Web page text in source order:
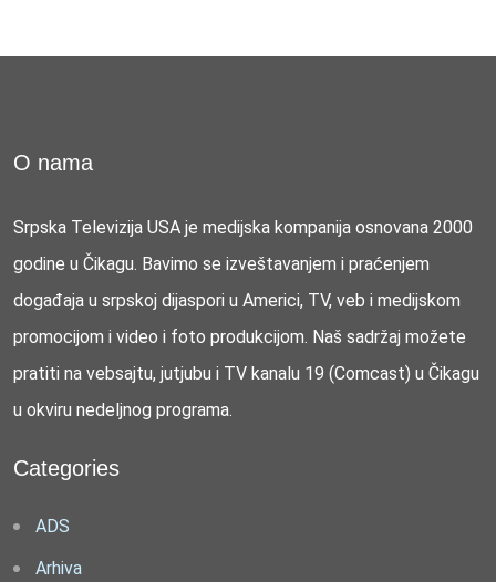
O nama
Srpska Televizija USA je medijska kompanija osnovana 2000
godine u Čikagu. Bavimo se izveštavanjem i praćenjem
događaja u srpskoj dijaspori u Americi, TV, veb i medijskom
promocijom i video i foto produkcijom. Naš sadržaj možete
pratiti na vebsajtu, jutjubu i TV kanalu 19 (Comcast) u Čikagu
u okviru nedeljnog programa.
Categories
ADS
Arhiva